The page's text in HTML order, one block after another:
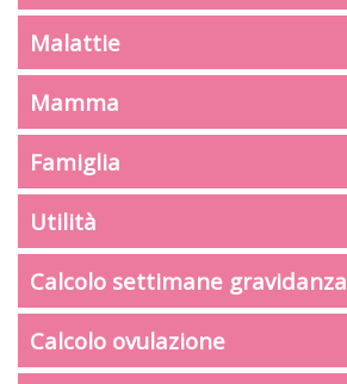
Malattie
Mamma
Famiglia
Utilità
Calcolo settimane gravidanza
Calcolo ovulazione